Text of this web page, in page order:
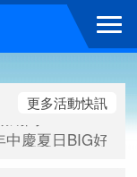
間：115/08/07-
好禮(活動期間：
間：115/08/07-
慶夏日BIG好刷(
更多活動快訊